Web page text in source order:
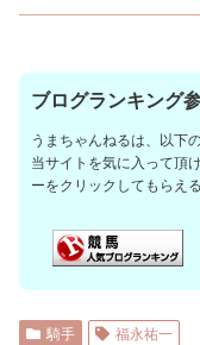
ブログランキング
うまちゃんねるは、以下
当サイトを気に入って頂
ーをクリックしてもらえ
騎手 福永祐一